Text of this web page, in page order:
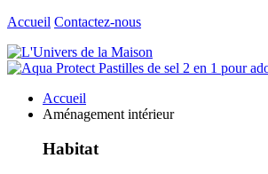
Accueil Contactez-nous
Accueil
Aménagement intérieur
Habitat